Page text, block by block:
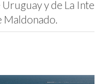
y de La
Maldonado.